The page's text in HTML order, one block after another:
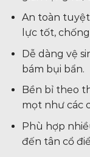
An toàn
lực tốt,
Dễ dàng vệ
bám bụi bẩn.
Bền bỉ theo
mọt như các
Phù hợp
đến tân cổ